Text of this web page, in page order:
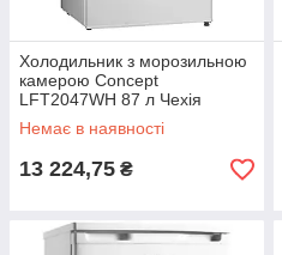
Холодильник з морозильною
камерою Concept
LFT2047WH 87 л Чехія
Немає в наявності
13 224,75 ₴